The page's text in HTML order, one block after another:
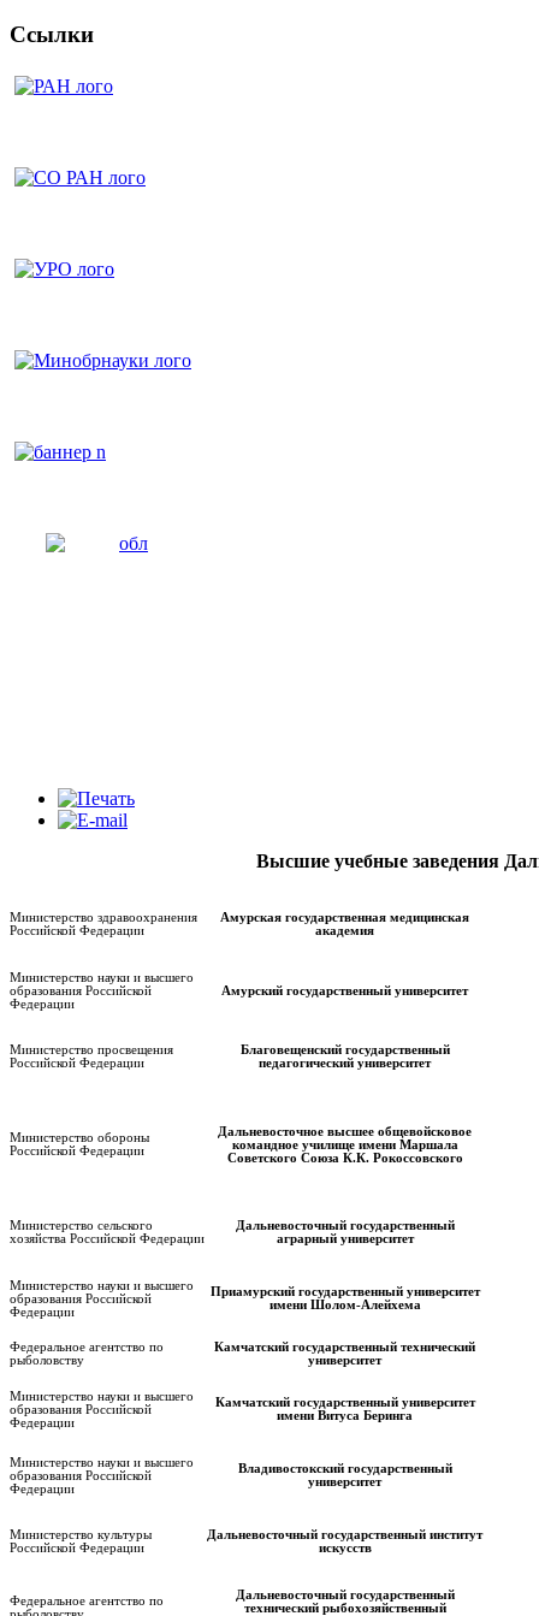
Ссылки
Высшие учебные заведения
Министерство здравоохранения
Российской Федерации
Амурская государственная медицинская
академия
Министерство науки и высшего
образования Российской
Федерации
Амурский государственный университет
Министерство просвещения
Российской Федерации
Благовещенский государственный
педагогический университет
Министерство обороны
Российской Федерации
Дальневосточное высшее общевойсковое
командное училище имени Маршала
Советского Союза К.К. Рокоссовского
Министерство сельского
хозяйства Российской Федерации
Дальневосточный государственный
аграрный университет
Министерство науки и высшего
образования Российской
Федерации
Приамурский государственный университет
имени Шолом-Алейхема
Федеральное агентство по
рыболовству
Камчатский государственный технический
университет
Министерство науки и высшего
образования Российской
Федерации
Камчатский государственный университет
имени Витуса Беринга
Министерство науки и высшего
образования Российской
Федерации
Владивостокский государственный
университет
Министерство культуры
Российской Федерации
Дальневосточный государственный институт
искусств
Федеральное агентство по
Дальневосточный государственный
технический рыбохозяйственный